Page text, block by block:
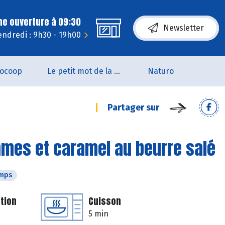
ouverture à 09:30
: 9h30 - 19h00
Newsletter
Le petit mot de la naturo Naturo
Partager sur
et caramel au beurre salé
Cuisson
5 min